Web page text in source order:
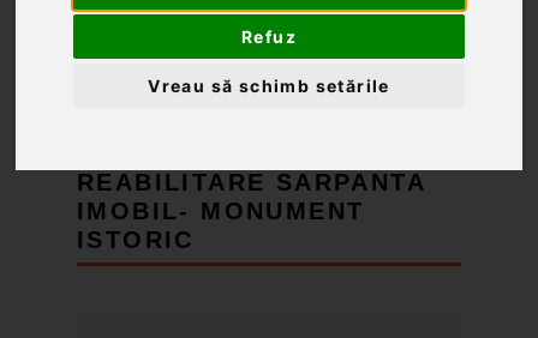
Refuz
Vreau să schimb setările
REABILITARE SARPANTA
IMOBIL- MONUMENT
ISTORIC